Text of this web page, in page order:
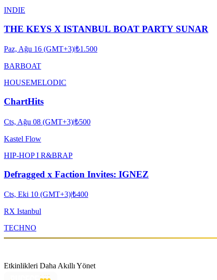
INDIE
THE KEYS X ISTANBUL BOAT PARTY SUNAR
Paz, Ağu 16 (GMT+3)|₺1.500
BARBOAT
HOUSEMELODIC
ChartHits
Cts, Ağu 08 (GMT+3)|₺500
Kastel Flow
HIP-HOP I R&BRAP
Defragged x Faction Invites: IGNEZ
Cts, Eki 10 (GMT+3)|₺400
RX Istanbul
TECHNO
Etkinlikleri Daha Akıllı Yönet